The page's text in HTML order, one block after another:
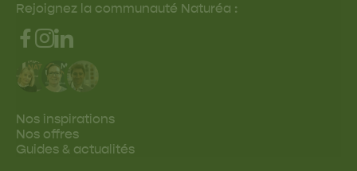
Rejoignez la communauté Naturéa :
Nos inspirations
Nos offres
Guides & actualités